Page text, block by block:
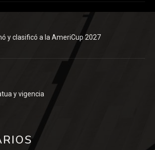
y clasificó a la AmeriCup 2027
y vigencia